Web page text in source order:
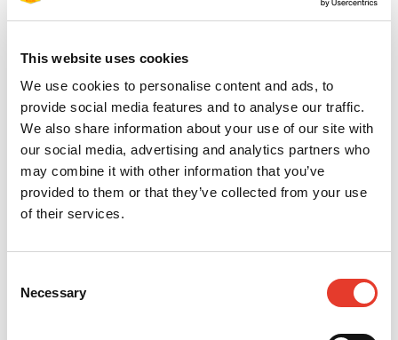
This website uses cookies
We use cookies to personalise content and ads, to
provide social media features and to analyse our traffic.
We also share information about your use of our site with
our social media, advertising and analytics partners who
may combine it with other information that you’ve
provided to them or that they’ve collected from your use
of their services.
Selection
Necessary
Agujas estériles (100 uds.)
Desde 3,48 €
VER MÁS
Desde 1,99 €